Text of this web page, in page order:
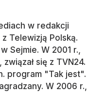
w redakcji
z Telewizją Polską.
Sejmie. W 2001 r.,
się z TVN24.
program "Tak jest".
W 2006 r.,